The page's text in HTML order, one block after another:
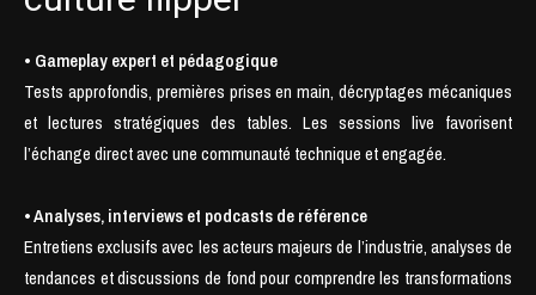
• Gameplay expert et pédagogique
Tests approfondis, premières prises en main, décryptages mécaniques
et lectures stratégiques des tables. Les sessions live favorisent
l’échange direct avec une communauté technique et engagée.
• Analyses, interviews et podcasts de référence
Entretiens exclusifs avec les acteurs majeurs de l’industrie, analyses de
tendances et discussions de fond pour comprendre les transformations